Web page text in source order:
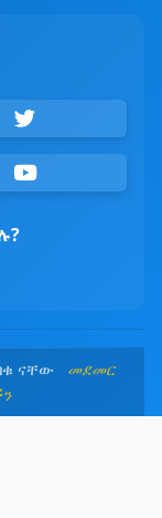
ናቸው መደመር